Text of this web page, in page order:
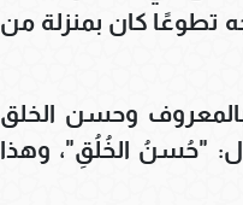
تطوعًا كان بمنزلة من
وحسن الخلق
"حُسنُ الخُلُقِ"، وهذا